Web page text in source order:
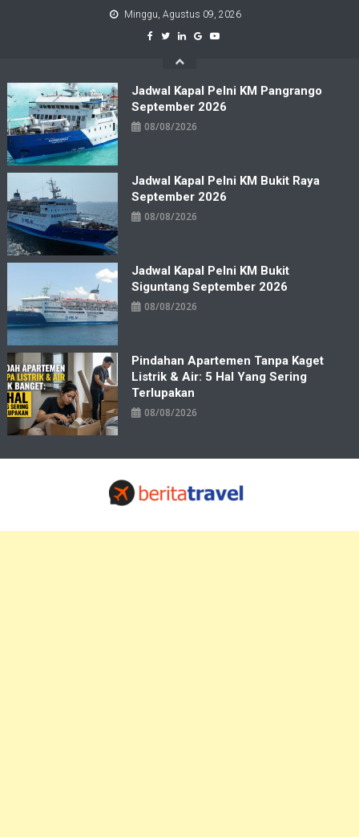
Minggu, Agustus 09, 2026
Jadwal Kapal Pelni KM Pangrango
September 2026
08/08/2026
Jadwal Kapal Pelni KM Bukit Raya
September 2026
08/08/2026
Jadwal Kapal Pelni KM Bukit
Siguntang September 2026
08/08/2026
Pindahan Apartemen Tanpa Kaget
Listrik & Air: 5 Hal Yang Sering
Terlupakan
08/08/2026
Travelbiz